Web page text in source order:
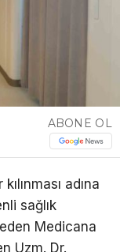
ABONE OL
adına
sağlık
Medicana
Uzm. Dr.